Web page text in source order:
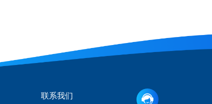
联系我们